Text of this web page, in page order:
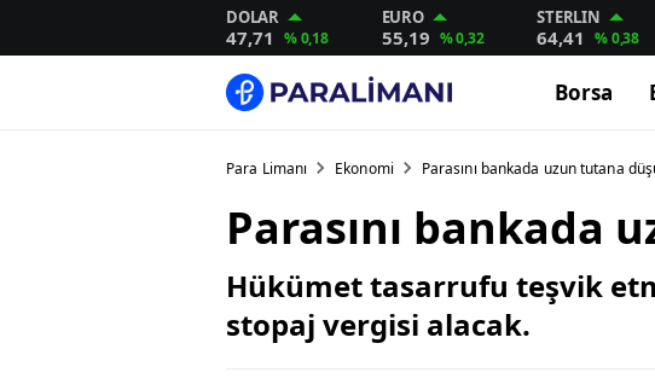
DOLAR
47,71 % 0,18
EURO
55,19 % 0,32
STERLIN
64,41 % 0,38
Borsa
Para Limanı Ekonomi Parasını bankada uzun tutana
Parasını bankada
Hükümet tasarrufu teşvik
stopaj vergisi alacak.